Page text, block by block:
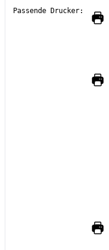
Passende Drucker: